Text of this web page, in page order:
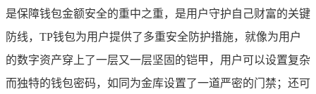
是保障钱包金额安全的重中之重，是用户守护自己财富的关键
防线，TP钱包为用户提供了多重安全防护措施，就像为用户
的数字资产穿上了一层又一层坚固的铠甲，用户可以设置复杂
而独特的钱包密码，如同为金库设置了一道严密的门禁；还可